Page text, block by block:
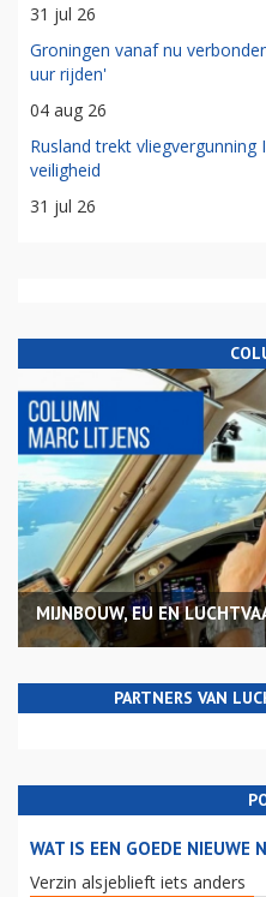
31 jul 26
Groningen vanaf nu
uur rijden'
04 aug 26
Rusland trekt
veiligheid
31 jul 26
MIJNBOUW, EU EN
PARTNERS VAN
WAT IS EEN GOEDE NIEUWE
Verzin alsjeblieft iets anders